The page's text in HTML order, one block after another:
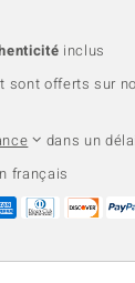
inclus
sont offerts sur
dans un
français